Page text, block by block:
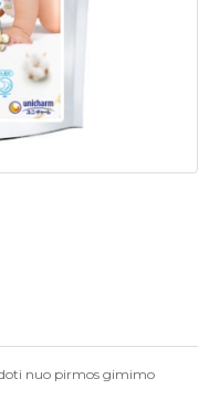
nuo pirmos gimimo